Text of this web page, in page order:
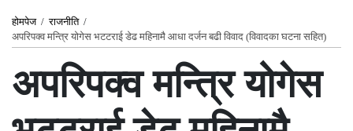
होमपेज/राजनीति/
अपरिपक्व मन्त्रि योगेस भटटराई डेढ महिनामै आधा दर्जन बढी विवाद (विवादका घटना सहित)
अपरिपक्व मन्त्रि योगेस